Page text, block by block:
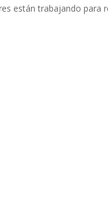
están trabajando para